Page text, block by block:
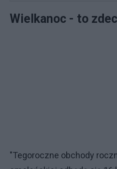
Wielkanoc - to
"Tegoroczne obchody